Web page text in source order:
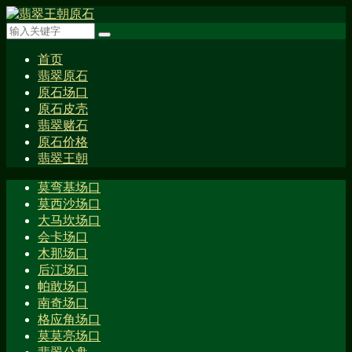
首页
翡翠原石
原石场口
原石皮壳
翡翠赌石
原石价格
翡翠王朝
莫弯基场口
莫西沙场口
大马坎场口
会卡场口
木那场口
后江场口
帕敢场口
南奇场口
格应角场口
莫莫亮场口